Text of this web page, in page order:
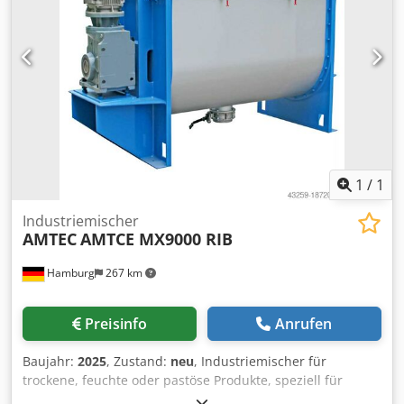
Bremskombination Ortlinghaus Cjdpeb U Hwnjfx Aamsrf -
Zentralschmierung Vogel - Nockenschaltwerk Balluff - Tisch
höhenverstellbar - Schaltschrank mit Touchscreen -
Fußschalter
1 / 1
Hamburg 267 km
Industriemischer
AMTECAMTCE MX9000 RIB
Preisinfo Anrufen
Baujahr: 2025, Zustand: neu, Industriemischer für
trockene, feuchte oder pastöse Produkte, speziell für
Produkte mit hohem Eigengewicht. Mit dem Einwellen-